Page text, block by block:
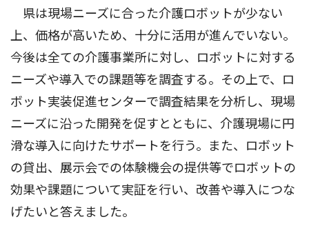
県は現場ニーズに合った介護ロボットが少ない
上、価格が高いため、十分に活用が進んでいない。
今後は全ての介護事業所に対し、ロボットに対する
ニーズや導入での課題等を調査する。その上で、ロ
ボット実装促進センターで調査結果を分析し、現場
ニーズに沿った開発を促すとともに、介護現場に円
滑な導入に向けたサポートを行う。また、ロボット
の貸出、展示会での体験機会の提供等でロボットの
効果や課題について実証を行い、改善や導入につな
げたいと答えました。